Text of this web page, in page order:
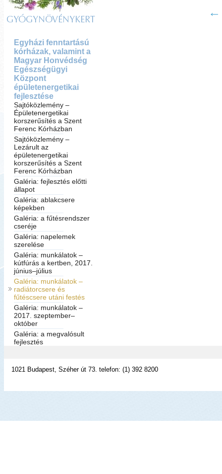
GYÓGYNÖVÉNYKERT
Egyházi fenntartású
kórházak, valamint a
Magyar Honvédség
Egészségügyi
Központ
épületenergetikai
fejlesztése
Sajtóközlemény –
Épületenergetikai
korszerűsítés a Szent
Ferenc Kórházban
Sajtóközlemény –
Lezárult az
épületenergetikai
korszerűsítés a Szent
Ferenc Kórházban
Galéria: fejlesztés előtti
állapot
Galéria: ablakcsere
képekben
Galéria: a fűtésrendszer
cseréje
Galéria: napelemek
szerelése
Galéria: munkálatok –
kútfúrás a kertben, 2017.
június–július
Galéria: munkálatok –
radiátorcsere és
fűtéscsere utáni festés
Galéria: munkálatok –
2017. szeptember–
október
Galéria: a megvalósult
fejlesztés
1021 Budapest, Széher út 73. telefon: (1) 392 8200